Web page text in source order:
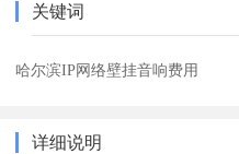
关键词
哈尔滨IP网络壁挂音响费用
详细说明